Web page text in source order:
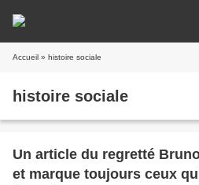
Accueil » histoire sociale
histoire sociale
Un article du regretté
et marque toujours ceux